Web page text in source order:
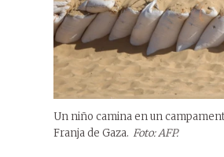
Un niño camina en un
Franja de Gaza. Foto: AFP.